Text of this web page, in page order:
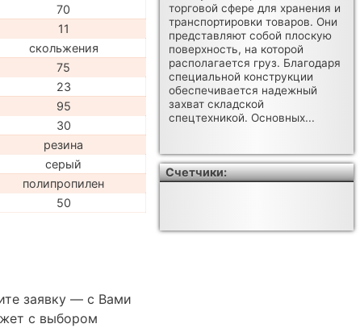
70
11
скольжения
75
23
95
30
резина
серый
полипропилен
50
заявку — с Вами
с выбором
торговой сфере для хранения и
транспортировки товаров. Они
представляют собой плоскую
поверхность, на которой
располагается груз. Благодаря
специальной конструкции
обеспечивается надежный
захват складской
спецтехникой. Основных...
Счетчики: